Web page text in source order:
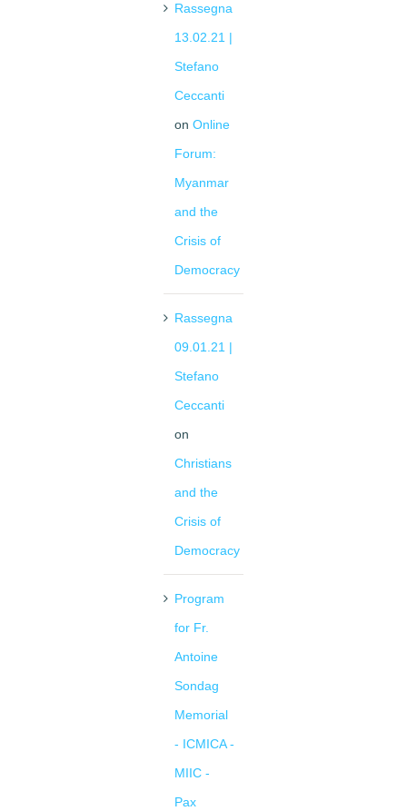
Rassegna
13.02.21 |
Stefano
Ceccanti
on Online
Forum:
Myanmar
and the
Crisis of
Democracy
Rassegna
09.01.21 |
Stefano
Ceccanti
on
Christians
and the
Crisis of
Democracy
Program
for Fr.
Antoine
Sondag
Memorial
- ICMICA -
MIIC -
Pax